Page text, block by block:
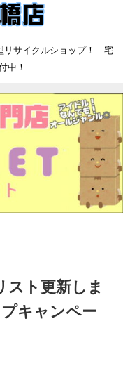
リサイクルショップ！ 宅
中！
スト更新しま
キャンペー